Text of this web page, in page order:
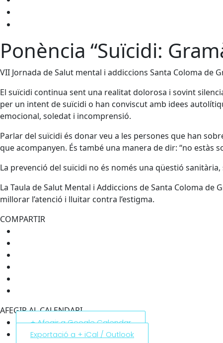
Ponència “Suïcidi:
VII Jornada de Salut mental i addiccions Santa Coloma de
El suïcidi continua sent una realitat dolorosa i sovint
per un intent de suïcidi o han conviscut amb idees
emocional, soledat i incomprensió.
Parlar del suïcidi és donar veu a les persones que han
que acompanyen. És també una manera de dir: “no estàs
La prevenció del suïcidi no és només una qüestió
La Taula de Salut Mental i Addiccions de Santa Coloma
millorar l’atenció i lluitar contra l’estigma.
COMPARTIR
AFEGIR AL CALENDARI
+ Afegir a Google Calendar
Exportació a + iCal / Outlook